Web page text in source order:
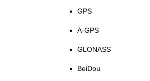
GPS
A-GPS
GLONASS
BeiDou